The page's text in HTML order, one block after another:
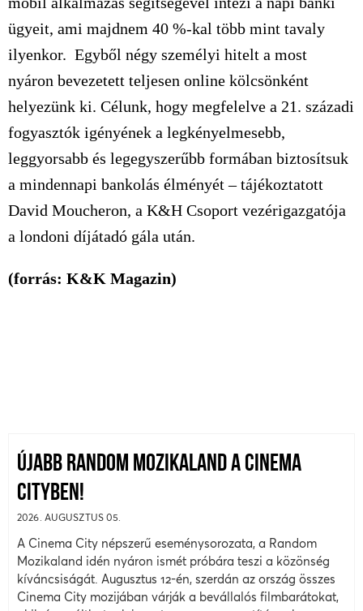
ügyeit, ami majdnem 40 %-kal több mint tavaly
ilyenkor. Egyből négy személyi hitelt a most
nyáron bevezetett teljesen online kölcsönként
helyezünk ki. Célunk, hogy megfelelve a 21. századi
fogyasztók igényének a legkényelmesebb,
leggyorsabb és legegyszerűbb formában biztosítsuk
a mindennapi bankolás élményét – tájékoztatott
David Moucheron, a K&H Csoport vezérigazgatója
a londoni díjátadó gála után.
(forrás: K&K Magazin)
ÚJABB RANDOM MOZIKALAND A CINEMA
CITYBEN!
2026. AUGUSZTUS 05.
A Cinema City népszerű eseménysorozata, a Random
Mozikaland idén nyáron ismét próbára teszi a közönség
kíváncsiságát. Augusztus 12-én, szerdán az ország összes
Cinema City mozijában várják a bevállalós filmbarátokat,